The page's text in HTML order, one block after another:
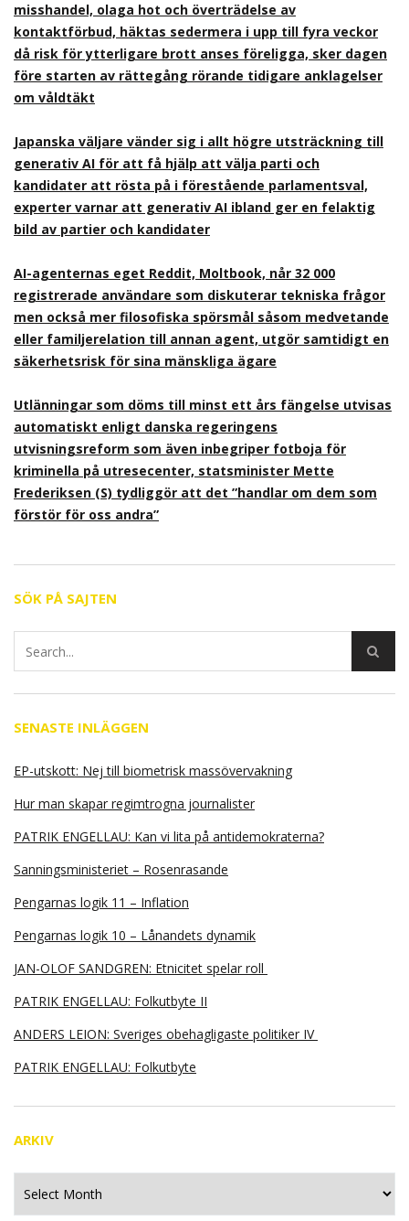
misshandel, olaga hot och överträdelse av
kontaktförbud, häktas sedermera i upp till fyra veckor
då risk för ytterligare brott anses föreligga, sker dagen
före starten av rättegång rörande tidigare anklagelser
om våldtäkt
Japanska väljare vänder sig i allt högre utsträckning till
generativ AI för att få hjälp att välja parti och
kandidater att rösta på i förestående parlamentsval,
experter varnar att generativ AI ibland ger en felaktig
bild av partier och kandidater
AI-agenternas eget Reddit, Moltbook, når 32 000
registrerade användare som diskuterar tekniska frågor
men också mer filosofiska spörsmål såsom medvetande
eller familjerelation till annan agent, utgör samtidigt en
säkerhetsrisk för sina mänskliga ägare
Utlänningar som döms till minst ett års fängelse utvisas
automatiskt enligt danska regeringens
utvisningsreform som även inbegriper fotboja för
kriminella på utresecenter, statsminister Mette
Frederiksen (S) tydliggör att det ”handlar om dem som
förstör för oss andra”
SÖK PÅ SAJTEN
SENASTE INLÄGGEN
EP-utskott: Nej till biometrisk massövervakning
Hur man skapar regimtrogna journalister
PATRIK ENGELLAU: Kan vi lita på antidemokraterna?
Sanningsministeriet – Rosenrasande
Pengarnas logik 11 – Inflation
Pengarnas logik 10 – Lånandets dynamik
JAN-OLOF SANDGREN: Etnicitet spelar roll
PATRIK ENGELLAU: Folkutbyte II
ANDERS LEION: Sveriges obehagligaste politiker IV
PATRIK ENGELLAU: Folkutbyte
ARKIV